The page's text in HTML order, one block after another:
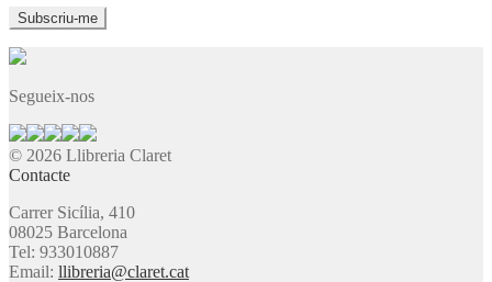
Segueix-nos
© 2026 Llibreria Claret
Contacte
Carrer Sicília, 410
08025 Barcelona
Tel: 933010887
Email: llibreria@claret.cat